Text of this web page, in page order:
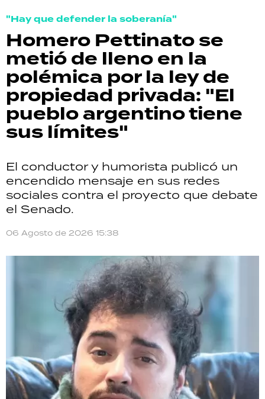
"Hay que defender la soberanía"
Homero Pettinato se
metió de lleno en la
polémica por la ley de
propiedad privada: "El
pueblo argentino tiene
sus límites"
El conductor y humorista publicó un
encendido mensaje en sus redes
sociales contra el proyecto que debate
el Senado.
06 Agosto de 2026 15:38